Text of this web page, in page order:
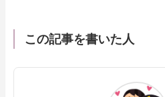
この記事を書いた人